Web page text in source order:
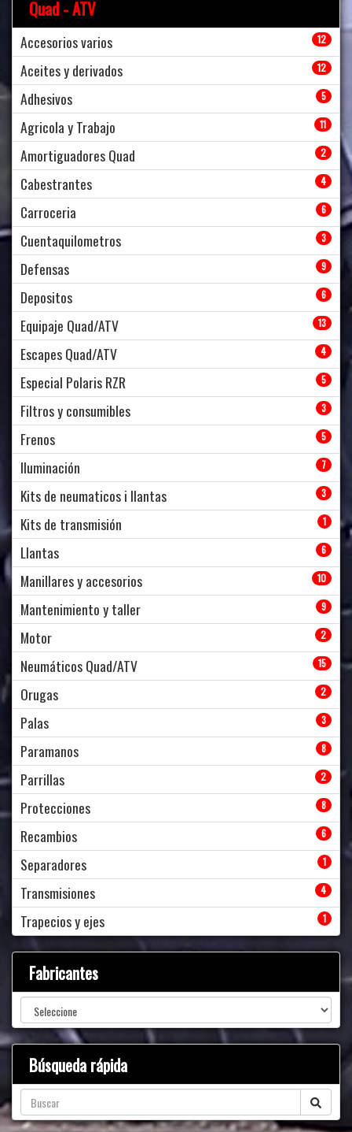
Quad - ATV
Accesorios varios 12
Aceites y derivados 12
Adhesivos 5
Agricola y Trabajo 11
Amortiguadores Quad 2
Cabestrantes 4
Carroceria 6
Cuentaquilometros 3
Defensas 9
Depositos 6
Equipaje Quad/ATV 13
Escapes Quad/ATV 4
Especial Polaris RZR 5
Filtros y consumibles 3
Frenos 5
Iluminación 7
Kits de neumaticos i llantas 3
Kits de transmisión 1
Llantas 6
Manillares y accesorios 10
Mantenimiento y taller 9
Motor 2
Neumáticos Quad/ATV 15
Orugas 2
Palas 3
Paramanos 8
Parrillas 2
Protecciones 8
Recambios 6
Separadores 1
Transmisiones 4
Trapecios y ejes 1
Fabricantes
Búsqueda rápida